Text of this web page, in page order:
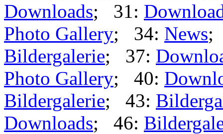
Downloads; 31:
Photo Gallery; 34: News;
Bildergalerie; 37:
Photo Gallery; 40:
Bildergalerie; 43:
Downloads; 46: